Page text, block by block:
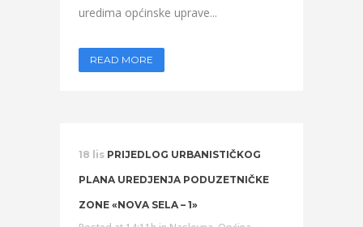
uredima općinske uprave...
READ MORE
18 lis PRIJEDLOG URBANISTIČKOG
PLANA UREDJENJA PODUZETNIČKE
ZONE «NOVA SELA – 1»